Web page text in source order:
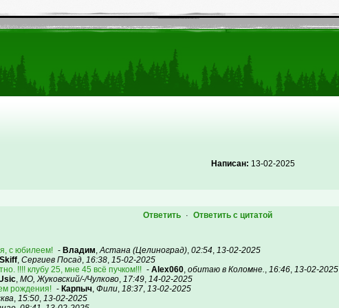
Написан: 13-02-2025
Ответить
·
Ответить с цитатой
с юбилеем! - Владим,Астана (Целиноград), 02:54, 13-02-2025
Skiff, Сергиев Посад, 16:38, 15-02-2025
!!!! клубу 25, мне 45 всё пучком!!! - Alex060, обитаю в Коломне., 16:46, 13-02-2025
, МО, Жуковский/-/Чулково, 17:49, 14-02-2025
рождения! - Карпыч, Фили, 18:37, 13-02-2025
, 15:50, 13-02-2025